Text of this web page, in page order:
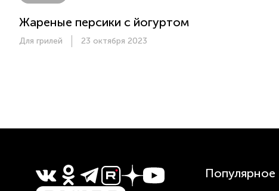
Жареные персики с йогуртом
Для грилей 23 октября 2023
Популярное